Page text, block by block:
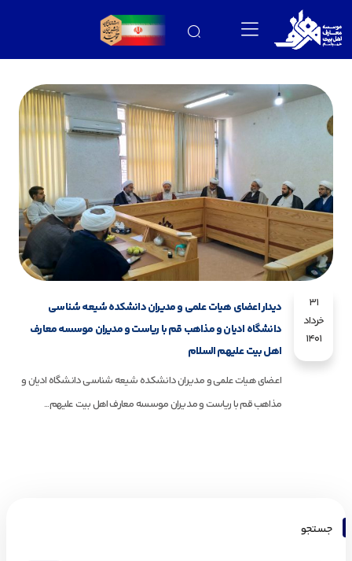
31
خرداد
1401
دیدار اعضای هیات علمی و مدیران دانشکده شیعه شناسی
دانشگاه ادیان و مذاهب قم با ریاست و مدیران موسسه معارف
اهل بیت علیهم السلام
اعضای هیات علمی و مدیران دانشکده شیعه شناسی دانشگاه ادیان و
مذاهب قم با ریاست و مدیران موسسه معارف اهل بیت علیهم...
جستجو